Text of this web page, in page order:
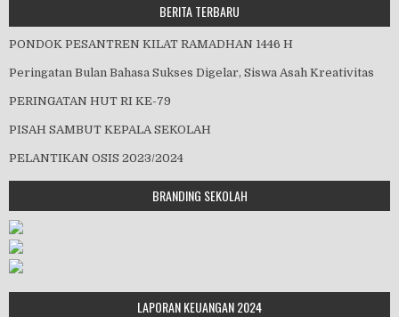
BERITA TERBARU
PONDOK PESANTREN KILAT RAMADHAN 1446 H
Peringatan Bulan Bahasa Sukses Digelar, Siswa Asah Kreativitas
PERINGATAN HUT RI KE-79
PISAH SAMBUT KEPALA SEKOLAH
PELANTIKAN OSIS 2023/2024
BRANDING SEKOLAH
LAPORAN KEUANGAN 2024